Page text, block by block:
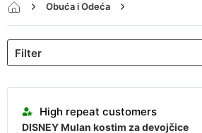
Obuća i Odeća
Specijalizovana Odeća, Obuća i Aksesoris
Almost sold out
High repeat customers
Almost sold out
DISNEY Mulan kostim za devojčice